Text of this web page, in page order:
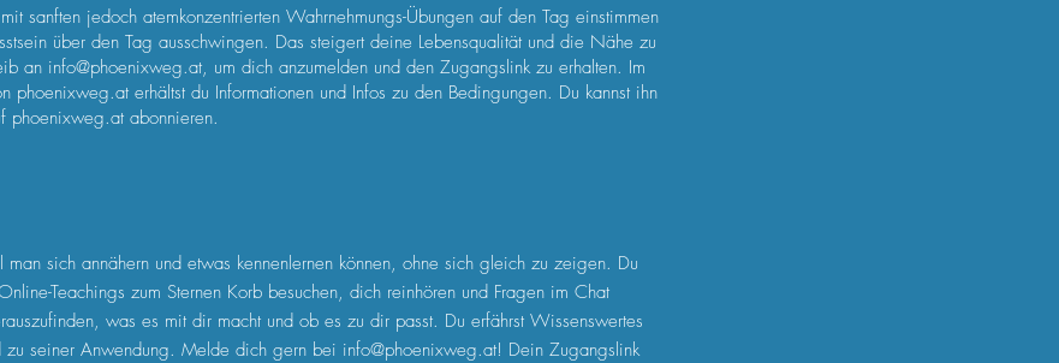
sanften jedoch atemkonzentrierten Wahrnehmungs-Übungen auf den Tag einstimmen
über den Tag ausschwingen. Das steigert deine Lebensqualität und die Nähe zu
an info@phoenixweg.at, um dich anzumelden und den Zugangslink zu erhalten. Im
phoenixweg.at erhältst du Informationen und Infos zu den Bedingungen. Du kannst ihn
phoenixweg.at abonnieren.
man sich annähern und etwas kennenlernen können, ohne sich gleich zu zeigen. Du
Teachings zum Sternen Korb besuchen, dich reinhören und Fragen im Chat
was es mit dir macht und ob es zu dir passt. Du erfährst Wissenswertes
zu seiner Anwendung. Melde dich gern bei info@phoenixweg.at! Dein Zugangslink